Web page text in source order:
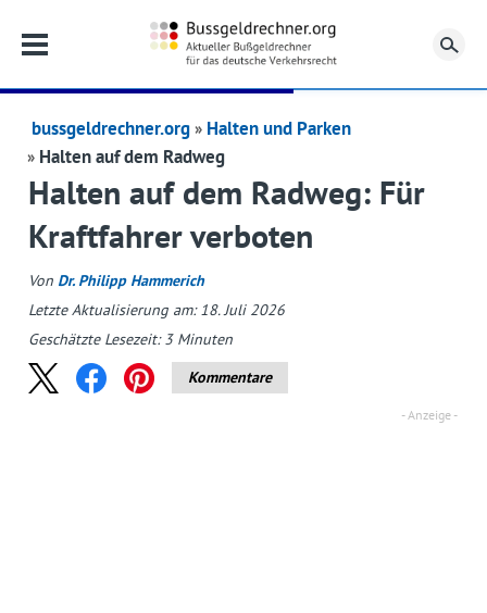
bussgeldrechner.org
Halten und Parken
Halten auf dem Radweg
Halten auf dem Radweg: Für
Kraftfahrer verboten
Von Dr. Philipp Hammerich
Letzte Aktualisierung am: 18. Juli 2026
Geschätzte Lesezeit:3 Minuten
Kommentare